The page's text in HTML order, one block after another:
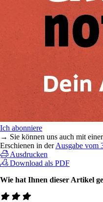
Ich abonniere
→ Sie können uns auch mit einer
Erschienen in derAusgabe vom
Ausdrucken
Download als PDF
Wie hat Ihnen dieser Artikel